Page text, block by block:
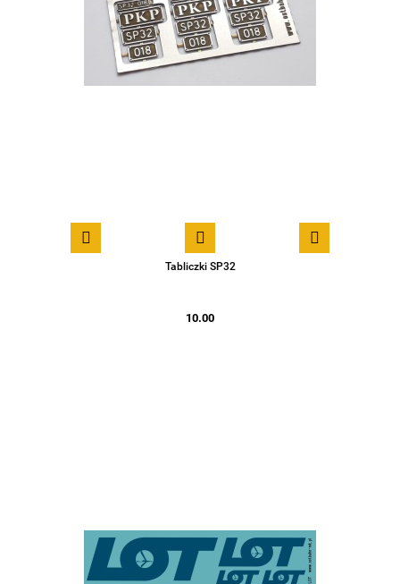
Tabliczki SP32
10.00